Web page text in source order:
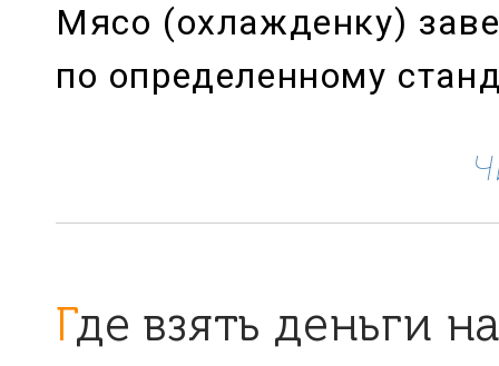
Мясо (охлажденку)
по определенному
Где взять деньги на открытие